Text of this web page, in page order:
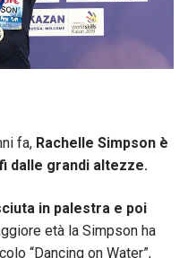
fa, Rachelle Simpson è
dalle grandi altezze.
in palestra e poi
età la Simpson ha
“Dancing on Water”,